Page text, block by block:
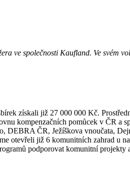
ve společnosti Kaufland. Ve svém
získali již 27 000 000 Kč.
kompenzačních pomůcek v ČR a
ČR, Ježíškova vnoučata,
otevřeli již 6 komunitních zahrad u
podporovat komunitní projekty